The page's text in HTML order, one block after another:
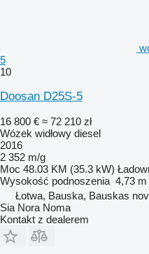
5
10
Doosan D25S-5
16 800 € ≈ 72 210 zł
Wózek widłowy diesel
2016
2 352 m/g
Moc 48.03 KM (35.3 kW)
Wysokość podnoszenia 4,73 m
Łotwa, Bauska, Bauskas
Sia Nora Noma
Kontakt z dealerem